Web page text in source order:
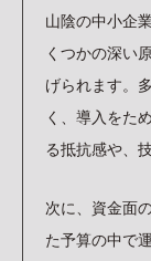
山陰の中小企
くつかの深い
げられます。
く、導入をた
る抵抗感や、
次に、資金面
た予算の中で